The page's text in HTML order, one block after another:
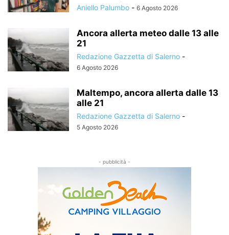
Aniello Palumbo - 6 Agosto 2026
Ancora allerta meteo dalle 13 alle
21
Redazione Gazzetta di Salerno -
6 Agosto 2026
Maltempo, ancora allerta dalle 13
alle 21
Redazione Gazzetta di Salerno -
5 Agosto 2026
- pubblicità -